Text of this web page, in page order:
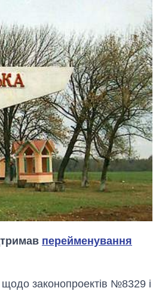
перейменування
законопроектів №8329 і